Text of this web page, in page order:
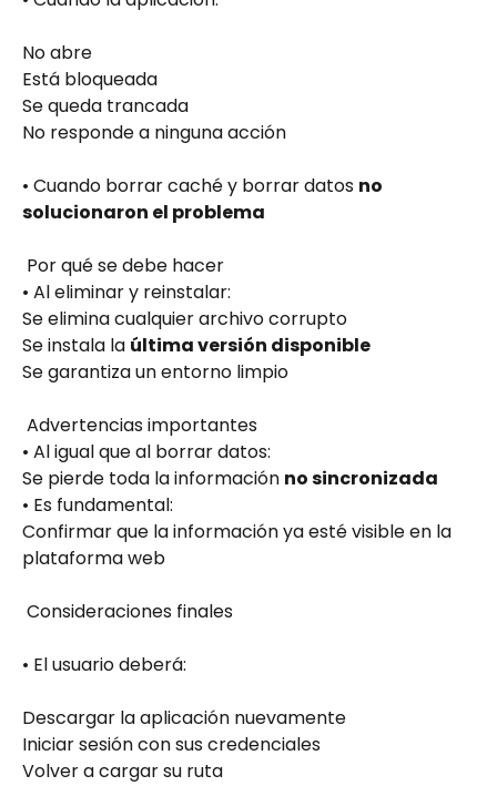
No abre
Está bloqueada
Se queda trancada
No responde a ninguna acción
• Cuando borrar caché y borrar datos no
solucionaron el problema
Por qué se debe hacer
• Al eliminar y reinstalar:
Se elimina cualquier archivo corrupto
Se instala la última versión disponible
Se garantiza un entorno limpio
Advertencias importantes
• Al igual que al borrar datos:
Se pierde toda la información no sincronizada
• Es fundamental:
Confirmar que la información ya esté visible en la
plataforma web
Consideraciones finales
• El usuario deberá:
Descargar la aplicación nuevamente
Iniciar sesión con sus credenciales
Volver a cargar su ruta